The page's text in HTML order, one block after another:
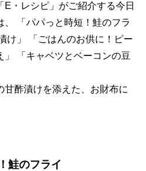
・レシピ」がご紹介する今日
「パパっと時短！鮭のフラ
け」 「ごはんのお供に！ピー
」 「キャベツとベーコンの豆
酢漬けを添えた、お財布に
鮭のフライ